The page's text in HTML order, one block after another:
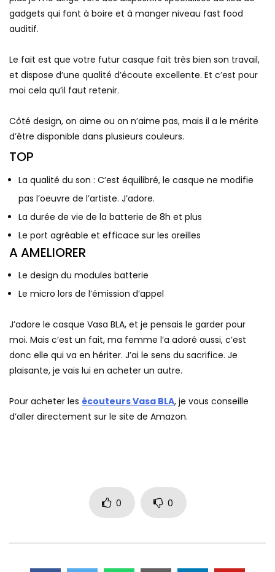
gadgets qui font à boire et à manger niveau fast food
auditif.
Le fait est que votre futur casque fait très bien son travail,
et dispose d’une qualité d’écoute excellente. Et c’est pour
moi cela qu’il faut retenir.
Côté design, on aime ou on n’aime pas, mais il a le mérite
d’être disponible dans plusieurs couleurs.
TOP
La qualité du son : C’est équilibré, le casque ne modifie
pas l’oeuvre de l’artiste. J’adore.
La durée de vie de la batterie de 8h et plus
Le port agréable et efficace sur les oreilles
A AMELIORER
Le design du modules batterie
Le micro lors de l’émission d’appel
J’adore le casque Vasa BLA, et je pensais le garder pour
moi. Mais c’est un fait, ma femme l’a adoré aussi, c’est
donc elle qui va en hériter. J’ai le sens du sacrifice. Je
plaisante, je vais lui en acheter un autre.
Pour acheter les écouteurs Vasa BLA, je vous conseille
d’aller directement sur le site de Amazon.
0 0